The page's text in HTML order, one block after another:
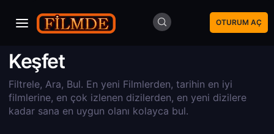
OTURUM AÇ
Keşfet
Filtrele, Ara, Bul. En yeni Filmlerden, tarihin en iyi
filmlerine, en çok izlenen dizilerden, en yeni dizilere
kadar sana en uygun olanı kolayca bul.